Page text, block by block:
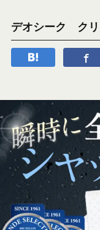
デオシーク クリ